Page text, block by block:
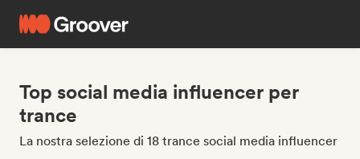
Top social media influencer per
trance
La nostra selezione di 18 trance social media influencer